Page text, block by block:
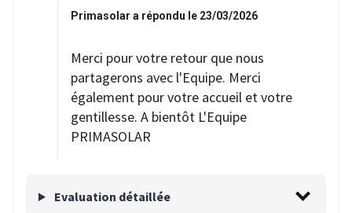
Primasolar a répondu le 23/03/2026
Merci pour votre retour que nous
partagerons avec l'Equipe. Merci
également pour votre accueil et votre
gentillesse. A bientôt L'Equipe
PRIMASOLAR
Evaluation détaillée